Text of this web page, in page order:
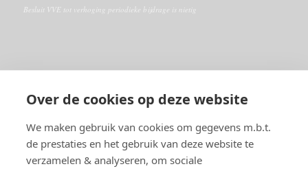
Over de cookies op deze website
We maken gebruik van cookies om gegevens m.b.t.
de prestaties en het gebruik van deze website te
verzamelen & analyseren, om sociale
Besluit VVE tot verhoging periodieke bijdrage is nietig
Disclaimer
RECHTSGEBIEDEN